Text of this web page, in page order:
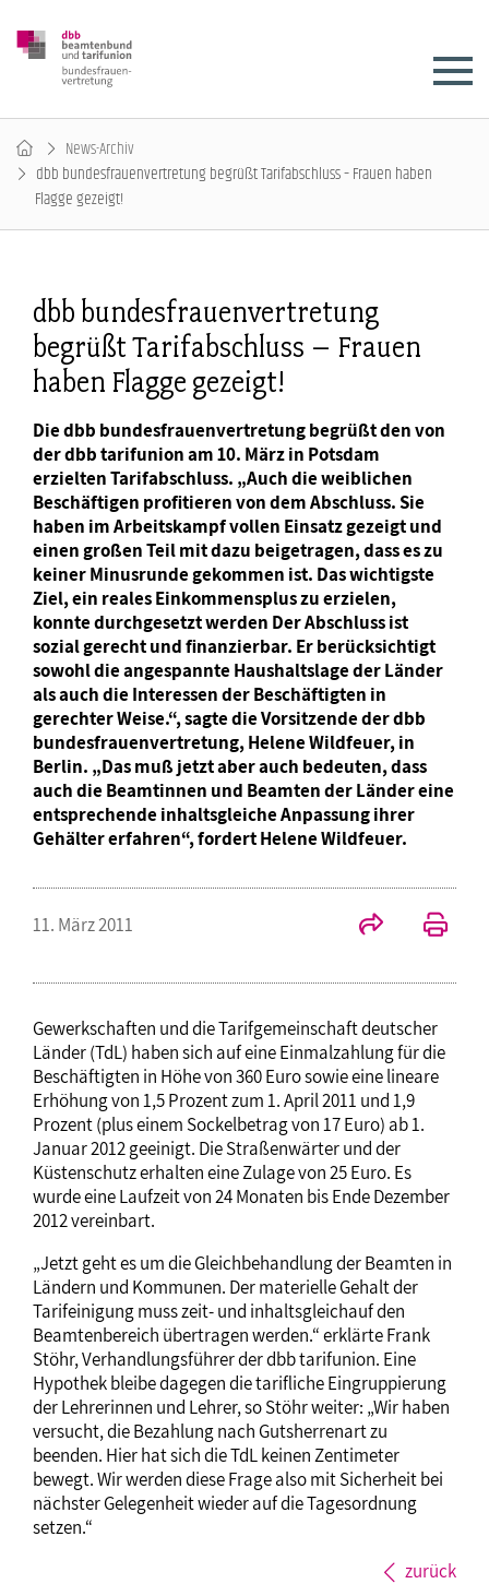
News-Archiv
dbb bundesfrauenvertretung begrüßt Tarifabschluss – Frauen haben
Flagge gezeigt!
dbb bundesfrauenvertretung
begrüßt Tarifabschluss – Frauen
haben Flagge gezeigt!
Die dbb bundesfrauenvertretung begrüßt den von
der dbb tarifunion am 10. März in Potsdam
erzielten Tarifabschluss. „Auch die weiblichen
Beschäftigen profitieren von dem Abschluss. Sie
haben im Arbeitskampf vollen Einsatz gezeigt und
einen großen Teil mit dazu beigetragen, dass es zu
keiner Minusrunde gekommen ist. Das wichtigste
Ziel, ein reales Einkommensplus zu erzielen,
konnte durchgesetzt werden Der Abschluss ist
sozial gerecht und finanzierbar. Er berücksichtigt
sowohl die angespannte Haushaltslage der Länder
als auch die Interessen der Beschäftigten in
gerechter Weise.“, sagte die Vorsitzende der dbb
bundesfrauenvertretung, Helene Wildfeuer, in
Berlin. „Das muß jetzt aber auch bedeuten, dass
auch die Beamtinnen und Beamten der Länder eine
entsprechende inhaltsgleiche Anpassung ihrer
Gehälter erfahren“, fordert Helene Wildfeuer.
11. März 2011
Gewerkschaften und die Tarifgemeinschaft deutscher
Länder (TdL) haben sich auf eine Einmalzahlung für die
Beschäftigten in Höhe von 360 Euro sowie eine lineare
Erhöhung von 1,5 Prozent zum 1. April 2011 und 1,9
Prozent (plus einem Sockelbetrag von 17 Euro) ab 1.
Januar 2012 geeinigt. Die Straßenwärter und der
Küstenschutz erhalten eine Zulage von 25 Euro. Es
wurde eine Laufzeit von 24 Monaten bis Ende Dezember
2012 vereinbart.
„Jetzt geht es um die Gleichbehandlung der Beamten in
Ländern und Kommunen. Der materielle Gehalt der
Tarifeinigung muss zeit- und inhaltsgleichauf den
Beamtenbereich übertragen werden.“ erklärte Frank
Stöhr, Verhandlungsführer der dbb tarifunion. Eine
Hypothek bleibe dagegen die tarifliche Eingruppierung
der Lehrerinnen und Lehrer, so Stöhr weiter: „Wir haben
versucht, die Bezahlung nach Gutsherrenart zu
beenden. Hier hat sich die TdL keinen Zentimeter
bewegt. Wir werden diese Frage also mit Sicherheit bei
nächster Gelegenheit wieder auf die Tagesordnung
setzen.“
zurück